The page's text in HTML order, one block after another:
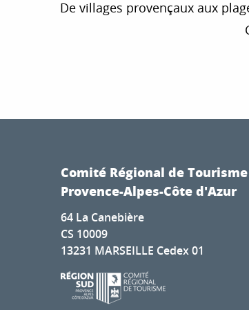
De villages provençaux aux
Petit Train Touristique de Grimaud
Palais des Festivals et des Congrès de Cannes
Le Petit Train de La Londe les Maures
Le Petit Train du Lavandou
Visite de La Chocolaterie de Banon
Visite de La Caramélerie
Comité Régional de Tourisme
Provence-Alpes-Côte d'Azur
64 La Canebière
CS 10009
13231 MARSEILLE Cedex 01